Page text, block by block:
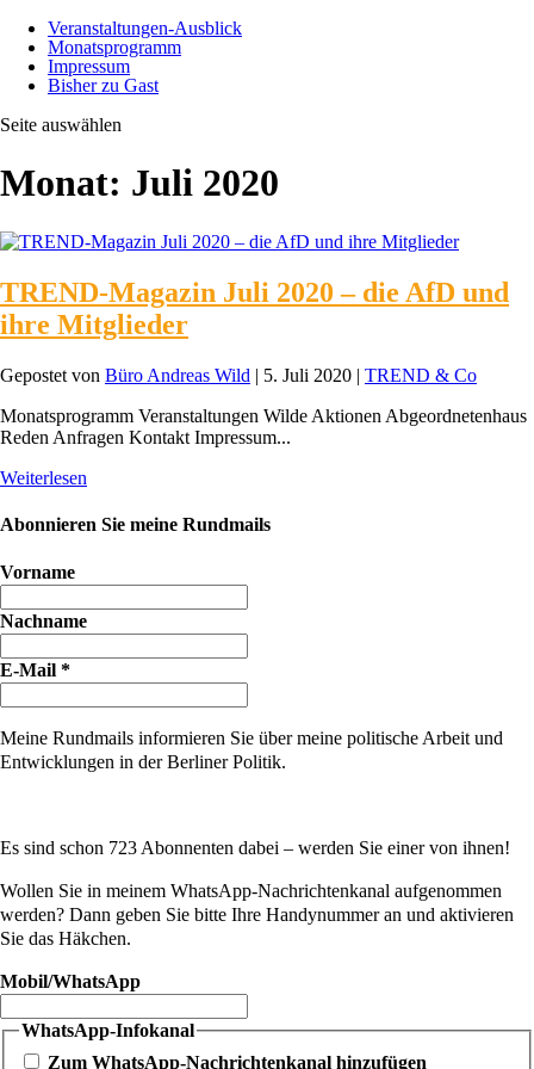
Veranstaltungen-Ausblick
Monatsprogramm
Impressum
Bisher zu Gast
Seite auswählen
Monat: Juli 2020
TREND-Magazin Juli 2020 – die AfD und
ihre Mitglieder
Gepostet von Büro Andreas Wild | 5. Juli 2020 | TREND & Co
Monatsprogramm Veranstaltungen Wilde Aktionen Abgeordnetenhaus
Reden Anfragen Kontakt Impressum...
Weiterlesen
Abonnieren Sie meine Rundmails
Vorname
Nachname
E-Mail *
Meine Rundmails informieren Sie über meine politische Arbeit und
Entwicklungen in der Berliner Politik.
Es sind schon 723 Abonnenten dabei – werden Sie einer von ihnen!
Wollen Sie in meinem WhatsApp-Nachrichtenkanal aufgenommen
werden? Dann geben Sie bitte Ihre Handynummer an und aktivieren
Sie das Häkchen.
Mobil/WhatsApp
WhatsApp-Infokanal
Zum WhatsApp-Nachrichtenkanal hinzufügen